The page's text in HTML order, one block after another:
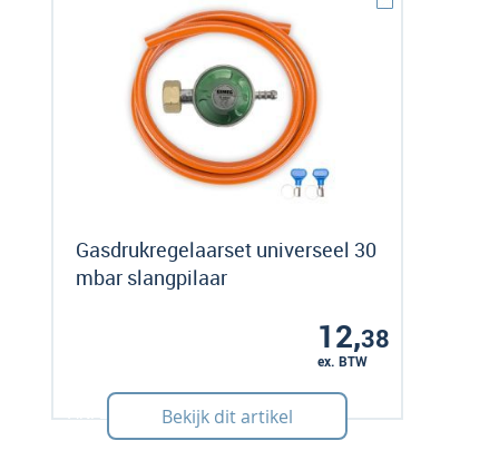
Gasdrukregelaarset universeel 30
mbar slangpilaar
12,38
ex. BTW
Art: 240023 Bekijk dit artikel